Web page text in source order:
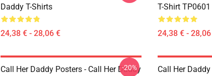
Daddy T-Shirts
24,38 € - 28,06 €
T-Shirt TP0601
24,38 € -
Call Her Daddy Posters - Call Her Daddy
-20%
Call Her